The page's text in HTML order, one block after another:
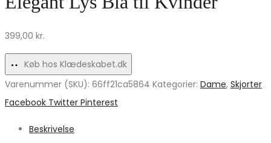
399,00 kr.
Køb hos Klædeskabet.dk
Varenummer (SKU): 66ff21ca5864 Kategorier: Dame, Skjorter
Share
Facebook Twitter Pinterest
Beskrivelse